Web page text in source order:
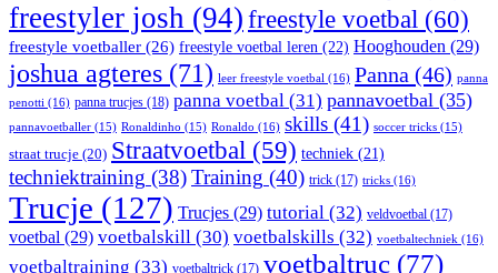
freestyler josh (94) freestyle voetbal (60)
freestyle voetballer (26) freestyle voetbal leren (22) Hooghouden (29)
joshua agteres (71) leer freestyle voetbal (16) Panna (46) panna
penotti (16) panna trucjes (18) panna voetbal (31) pannavoetbal (35)
pannavoetballer (15) Ronaldinho (15) Ronaldo (16) skills (41) soccer tricks (15)
straat trucje (20) Straatvoetbal (59) techniek (21)
techniektraining (38)Training (40) trick (17) tricks (16)
Trucje (127) Trucjes (29) tutorial (32) veldvoetbal (17)
voetbal (29) voetbalskill (30) voetbalskills (32) voetbaltechniek (16)
voetbaltraining (33) voetbaltrick (17) voetbaltruc (77)